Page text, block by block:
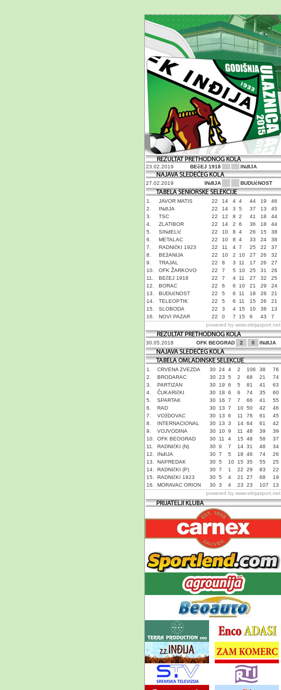
23.02.2019 BEčEJ 1918 INđIJA
27.02.2019 INđIJA BUDUćNOST
1. JAVOR MATIS 22 14 4 4 44 19
46
2.
INđIJA 22 14 3 5 37 13
45
3.
TSC 22 12 8 2 41 18
44
4.
ZLATIBOR 22 14 2 6 36 18
44
5.
SINđELIć 22 10 8 4 26 15
38
6.
METALAC 22 10 8 4 33 24
38
7.
RADNIčKI 1923 22 11 4 7 25 22
37
8.
BEžANIJA 22 10 2 10 27 26
32
9.
TRAJAL 22 8 3 11 17 26
27
10.
OFK ŽARKOVO 22 7 5 10 25 31
26
11.
BEčEJ 1918 22 7 4 11 27 32
25
12.
BORAC 22 6 6 10 21 29
24
13.
BUDUćNOST 22 5 6 11 18 28
21
14.
TELEOPTIK 22 5 6 11 15 26
21
15.
SLOBODA 22 3 4 15 10 38
13
16.
NOVI PAZAR 22 0 7 15 6 43
7
powered by www.srbijasport.net
30.05.2018 OFK BEOGRAD 2 0 INđIJA
1. CRVENA ZVEZDA 30 24 4 2 106 38
76
2.
BRODARAC 30 23 5 2 68 21
74
3.
PARTIZAN 30 19 6 5 81 41
63
4.
ČUKARIčKI 30 18 6 6 74 35
60
5.
SPARTAK 30 16 7 7 66 41
55
6.
RAD 30 13 7 10 50 42
46
7.
VOžDOVAC 30 13 6 11 76 61
45
8.
INTERNACIONAL 30 13 3 14 64 61
42
9.
VOJVODINA 30 10 9 11 48 39
39
10.
OFK BEOGRAD 30 11 4 15 48 58
37
11.
RADNIčKI (N) 30 9 7 14 31 48
34
12.
INđIJA 30 7 5 18 46 74
26
13.
NAPREDAK 30 5 10 15 35 55
25
14.
RADNIčKI (P) 30 7 1 22 29 83
22
15.
RADNIčKI 1923 30 5 4 21 27 68
19
16.
MORAVAC ORION 30 3 4 23 23 107
13
powered by www.srbijasport.net